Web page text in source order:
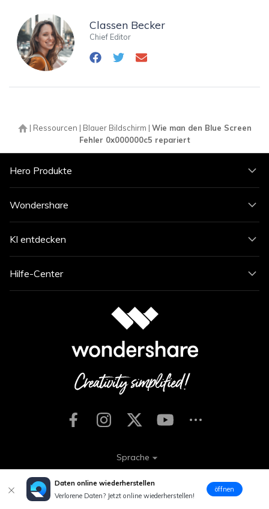
Classen Becker
Chief Editor
| Ressourcen | Blauer Bildschirm | Wie man den Blue Screen
Fehler 0x000000c5 repariert
Hero Produkte
Wondershare
KI entdecken
Hilfe-Center
Unsere AGB Datenschutzerklärung
Impressum
Sprache
Daten online wiederherstellen
Verlorene Daten? Jetzt online wiederherstellen!
öffnen